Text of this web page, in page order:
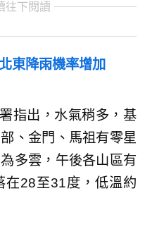
往下閱讀
東降雨機率增加
指出，水氣稍多，基
、金門、馬祖有零星
多雲，午後各山區有
在28至31度，低溫約